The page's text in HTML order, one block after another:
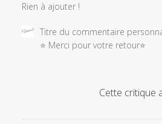
Rien à ajouter !
Commentaires
Titre du commentaire
⭐ Merci pour votre retour⭐
Cette critique